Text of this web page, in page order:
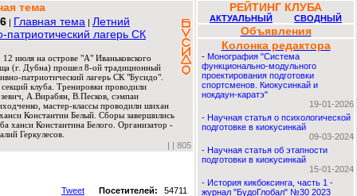
тема
| Главная тема | Летний
патриотический лагерь СК
июля на острове "А" Иваньковского
(г. Дубна) прошел 8-ой традиционный
патриотический лагерь СК "Бусидо".
клуба. Тренировки проводили
А.Вирабян, В.Песков, сэмпаи
мастер-классы проводили шихан
Константин Белый. Сборы завершились
ханси Константина Белого. Организатор -
Геркулесов.
| | 805
Tweet Посетителей: 54711
РЕЙТИНГ КЛУБА
АКТУАЛЬНЫЙ СВОДНЫЙ
Объявления
Колонка редактора
- Монография "Система
функционально-модульного
проектирования подготовки
спортсменов. Киокусинкай и
нокдаун-каратэ"
19-01-2026
- Научная статья о психологической
подготовке в киокусинкай
09-03-2024
- Научная статья об этапности
подготовки в киокусинкай
15-01-2024
- История кикбоксинга, часть 1 -
журнал "БудоГлобал" №30 2023